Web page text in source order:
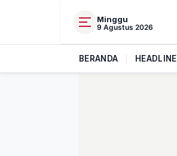
Minggu
9 Agustus 2026
BERANDA HEADLINE